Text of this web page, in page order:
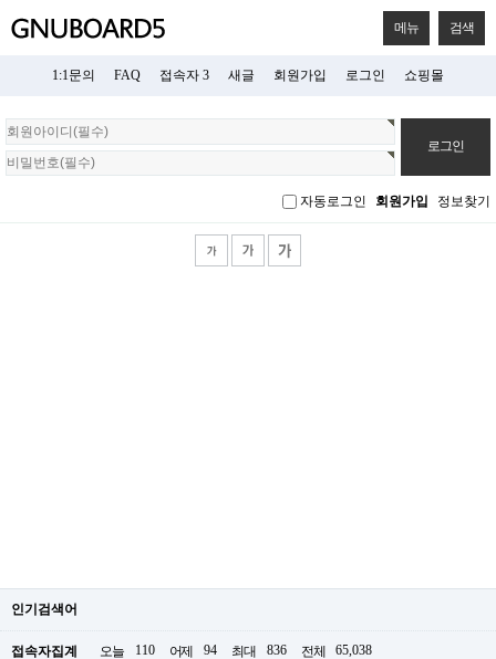
메뉴 검색
1:1문의 FAQ 접속자 3 새글 회원가입 로그인 쇼핑몰
회
원
로
자동로그인 회원가입 정보찾기
인기검색어
접속자집계 오늘 110 어제 94 최대 836 전체 65,038